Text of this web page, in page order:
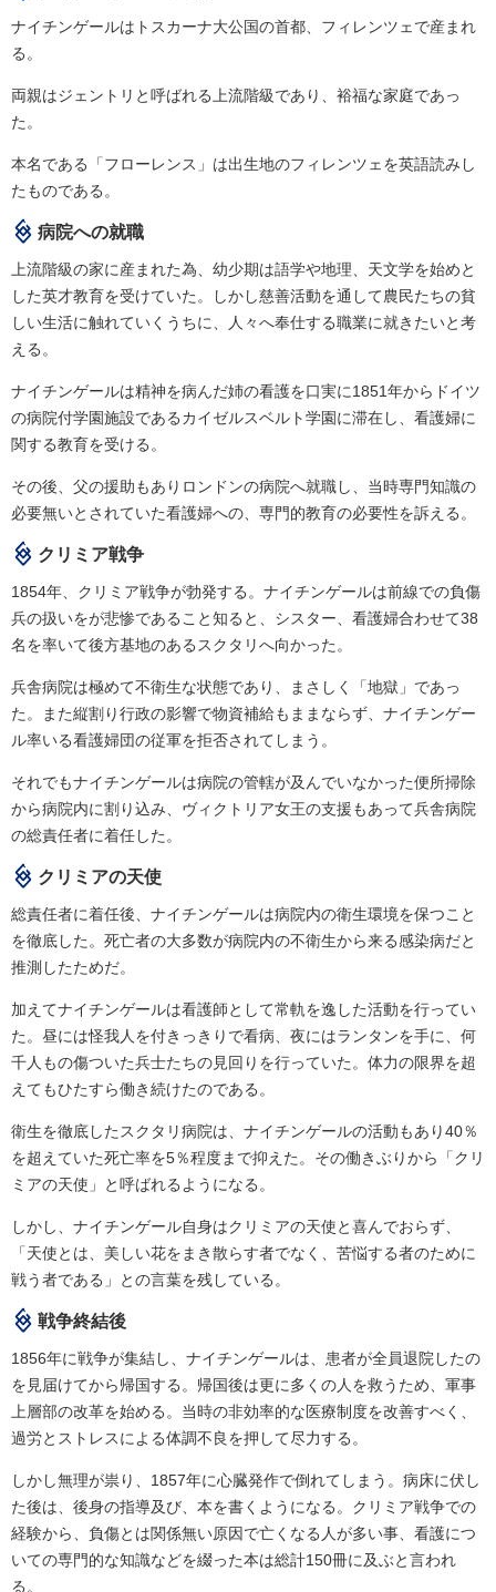
ナイチンゲールはトスカーナ大公国の首都、フィレンツェで産まれ
る。
両親はジェントリと呼ばれる上流階級であり、裕福な家庭であっ
た。
本名である「フローレンス」は出生地のフィレンツェを英語読みし
たものである。
病院への就職
上流階級の家に産まれた為、幼少期は語学や地理、天文学を始めと
した英才教育を受けていた。しかし慈善活動を通して農民たちの貧
しい生活に触れていくうちに、人々へ奉仕する職業に就きたいと考
える。
ナイチンゲールは精神を病んだ姉の看護を口実に1851年からドイツ
の病院付学園施設であるカイゼルスベルト学園に滞在し、看護婦に
関する教育を受ける。
その後、父の援助もありロンドンの病院へ就職し、当時専門知識の
必要無いとされていた看護婦への、専門的教育の必要性を訴える。
クリミア戦争
1854年、クリミア戦争が勃発する。ナイチンゲールは前線での負傷
兵の扱いをが悲惨であること知ると、シスター、看護婦合わせて38
名を率いて後方基地のあるスクタリへ向かった。
兵舎病院は極めて不衛生な状態であり、まさしく「地獄」であっ
た。また縦割り行政の影響で物資補給もままならず、ナイチンゲー
ル率いる看護婦団の従軍を拒否されてしまう。
それでもナイチンゲールは病院の管轄が及んでいなかった便所掃除
から病院内に割り込み、ヴィクトリア女王の支援もあって兵舎病院
の総責任者に着任した。
クリミアの天使
総責任者に着任後、ナイチンゲールは病院内の衛生環境を保つこと
を徹底した。死亡者の大多数が病院内の不衛生から来る感染病だと
推測したためだ。
加えてナイチンゲールは看護師として常軌を逸した活動を行ってい
た。昼には怪我人を付きっきりで看病、夜にはランタンを手に、何
千人もの傷ついた兵士たちの見回りを行っていた。体力の限界を超
えてもひたすら働き続けたのである。
衛生を徹底したスクタリ病院は、ナイチンゲールの活動もあり40％
を超えていた死亡率を5％程度まで抑えた。その働きぶりから「クリ
ミアの天使」と呼ばれるようになる。
しかし、ナイチンゲール自身はクリミアの天使と喜んでおらず、
「天使とは、美しい花をまき散らす者でなく、苦悩する者のために
戦う者である」との言葉を残している。
戦争終結後
1856年に戦争が集結し、ナイチンゲールは、患者が全員退院したの
を見届けてから帰国する。帰国後は更に多くの人を救うため、軍事
上層部の改革を始める。当時の非効率的な医療制度を改善すべく、
過労とストレスによる体調不良を押して尽力する。
しかし無理が祟り、1857年に心臓発作で倒れてしまう。病床に伏し
た後は、後身の指導及び、本を書くようになる。クリミア戦争での
経験から、負傷とは関係無い原因で亡くなる人が多い事、看護につ
いての専門的な知識などを綴った本は総計150冊に及ぶと言われ
る。